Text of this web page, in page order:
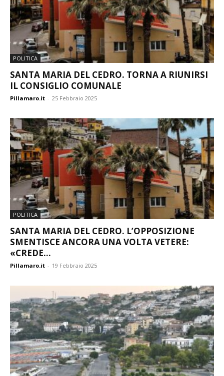
POLITICA
SANTA MARIA DEL CEDRO. TORNA A RIUNIRSI
IL CONSIGLIO COMUNALE
Pillamaro.it - 25 Febbraio 2025
POLITICA
SANTA MARIA DEL CEDRO. L’OPPOSIZIONE
SMENTISCE ANCORA UNA VOLTA VETERE:
«CREDE...
Pillamaro.it - 19 Febbraio 2025